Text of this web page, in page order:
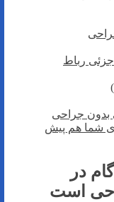
جزئی رباط
بدون جراحی
شما هم پیش
در
است